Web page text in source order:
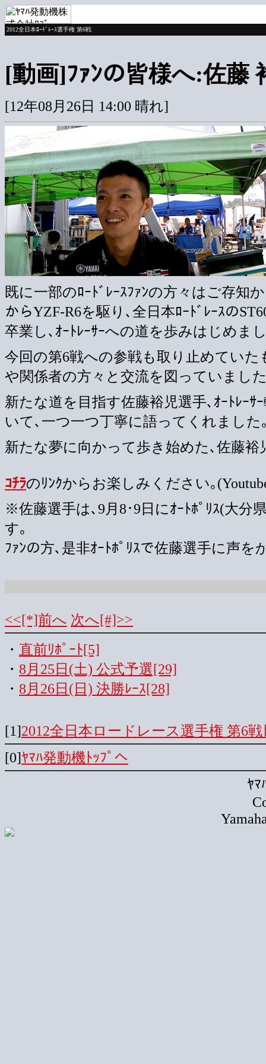
2012全日本ﾛｰﾄﾞﾚｰｽ選手権 第6戦
[動画]ﾌｧﾝの皆様へ:佐藤
[12年08月26日 14:00 晴れ]
既に一部のﾛｰﾄﾞﾚｰｽﾌｧﾝの方々はご存知
からYZF-R6を駆り､全日本ﾛｰﾄﾞﾚｰｽの
卒業し､ｵｰﾄﾚｰｻｰへの道を歩みはじめま
今回の第6戦への参戦も取り止めていた
や関係者の方々と交流を図っていまし
新たな道を目指す佐藤裕児選手､ｵｰﾄﾚｰ
いて､一つ一つ丁寧に語ってくれました
新たな夢に向かって歩き始めた､佐藤
ｺﾁﾗのﾘﾝｸからお楽しみください｡
※佐藤選手は､9月8･9日にｵｰﾄﾎﾟﾘｽ(大
す｡
ﾌｧﾝの方､是非ｵｰﾄﾎﾟﾘｽで佐藤選手に声
<<[*]前へ 次へ[#]>>
・ 直前ﾘﾎﾟｰﾄ[5]
・ 8月25日(土) 公式予選[29]
・ 8月26日(日) 決勝ﾚｰｽ[28]
[1]2012全日本ロードレース選手権 第6戦
[0]ﾔﾏﾊ発動機ﾄｯﾌﾟへ
ﾔﾏ